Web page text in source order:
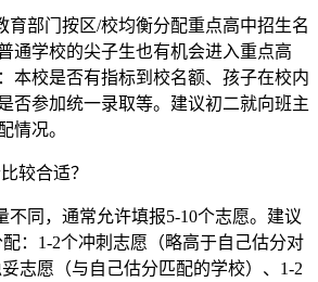
育部门按区/校均衡分配重点高中招生名
通学校的尖子生也有机会进入重点高
本校是否有指标到校名额、孩子在校内
否参加统一录取等。建议初二就向班主
情况。
较合适？
不同，通常允许填报5-10个志愿。建议
：1-2个冲刺志愿（略高于自己估分对
志愿（与自己估分匹配的学校）、1-2